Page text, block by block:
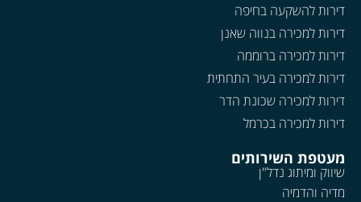
דירות להשקעה בחיפה
דירות למכירה בנווה שאנן
דירות למכירה ברוממה
דירות למכירה בעיר התחתית
דירות למכירה שכונת הדר
דירות למכירה בכרמל
מעטפת השירותים
שיווק ומיתוג נדל"ן
מדיה והדמיה